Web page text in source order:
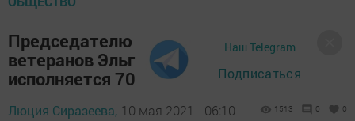
Председателю районного Совета
ветеранов Эльгизе Файзуллиной сегодня
исполняется 70 лет
Люция Сиразеева, 10 мая 2021 - 06:10 1513 0 0
Наш Telegram
Подписаться